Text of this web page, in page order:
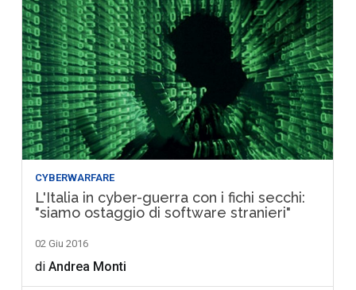
CYBERWARFARE
L'Italia in cyber-guerra con i fichi secchi:
"siamo ostaggio di software stranieri"
02 Giu 2016
diAndrea Monti